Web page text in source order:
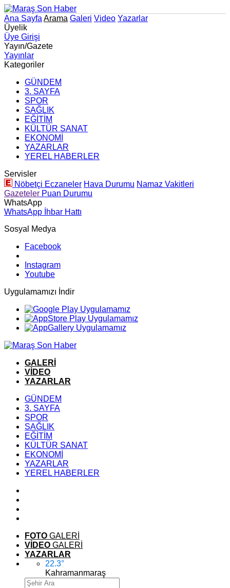
Ana Sayfa Arama Galeri Video Yazarlar
Üyelik
Üye Girişi
Yayın/Gazete
Yayınlar
Kategoriler
GÜNDEM
3. SAYFA
SPOR
SAĞLIK
EĞİTİM
KÜLTÜR SANAT
EKONOMİ
YAZARLAR
YEREL HABERLER
Servisler
Nöbetçi Eczaneler Hava Durumu Namaz Vakitleri
Gazeteler Puan Durumu
WhatsApp
WhatsApp İhbar Hattı
Sosyal Medya
Facebook
Instagram
Youtube
Uygulamamızı İndir
GALERİ
VİDEO
YAZARLAR
GÜNDEM
3. SAYFA
SPOR
SAĞLIK
EĞİTİM
KÜLTÜR SANAT
EKONOMİ
YAZARLAR
YEREL HABERLER
FOTO GALERİ
VİDEO GALERİ
YAZARLAR
22.3°
Kahramanmaraş